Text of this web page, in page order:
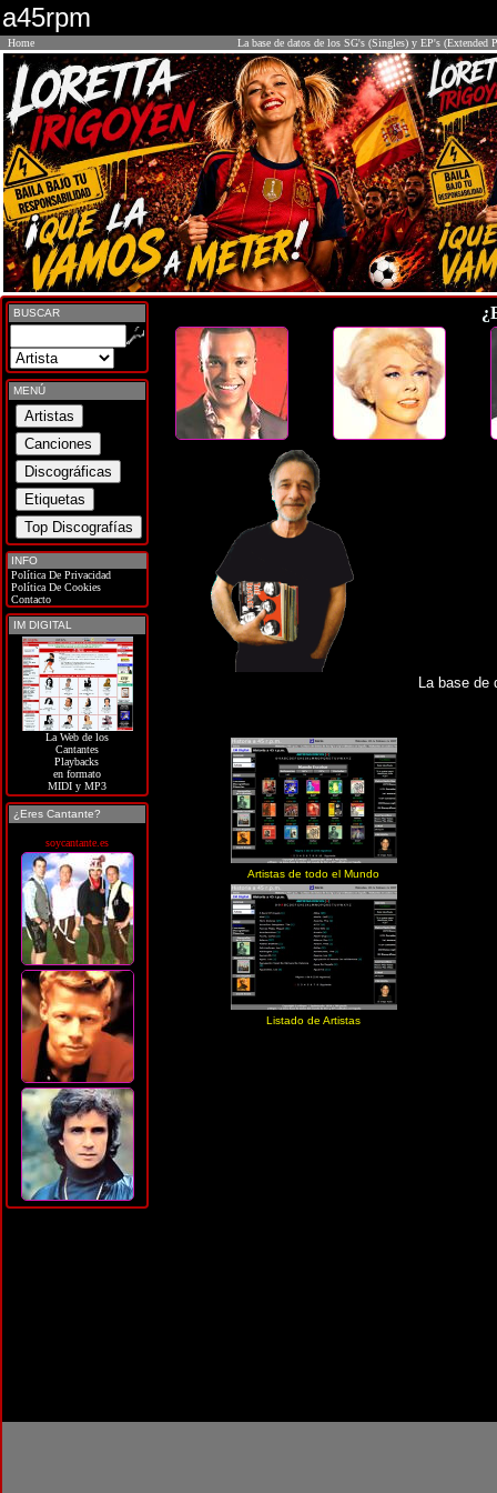
a45rpm
Home La base de datos de los SG's (Singles) y EP's (Extended
BUSCAR
MENÚ
INFO
Política De Privacidad
Política De Cookies
Contacto
IM DIGITAL
La Web de los
Cantantes
Playbacks
en formato
MIDI y MP3
¿Eres Cantante?
soycantante.es
La base
Artistas de todo el Mundo
Listado de Artistas